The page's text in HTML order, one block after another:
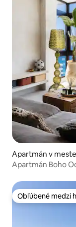
Apartmán v
Apartmán Boho
Obľúbené medzi
Obľúbené medzi